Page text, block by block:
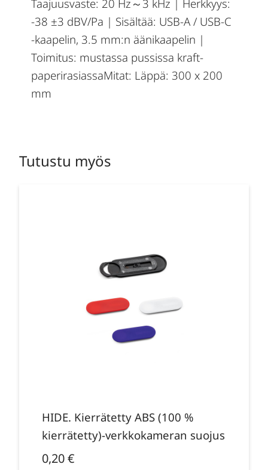
Taajuusvaste: 20 Hz～3 kHz | Herkkyys:
-38 ±3 dBV/Pa | Sisältää: USB-A / USB-C
-kaapelin, 3.5 mm:n äänikaapelin |
Toimitus: mustassa pussissa kraft-
paperirasiassaMitat: Läppä: 300 x 200
mm
Tutustu myös
HIDE. Kierrätetty ABS (100 %
kierrätetty)-verkkokameran suojus
0,20€